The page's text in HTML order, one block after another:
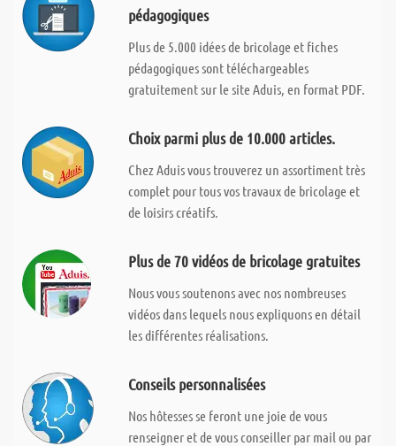
pédagogiques
Plus de 5.000 idées de bricolage et fiches
pédagogiques sont téléchargeables
gratuitement sur le site Aduis, en format PDF.
Choix parmi plus de 10.000 articles.
Chez Aduis vous trouverez un assortiment très
complet pour tous vos travaux de bricolage et
de loisirs créatifs.
Plus de 70 vidéos de bricolage gratuites
Nous vous soutenons avec nos nombreuses
vidéos dans lequels nous expliquons en détail
les différentes réalisations.
Conseils personnalisées
Nos hôtesses se feront une joie de vous
renseigner et de vous conseiller par mail ou par